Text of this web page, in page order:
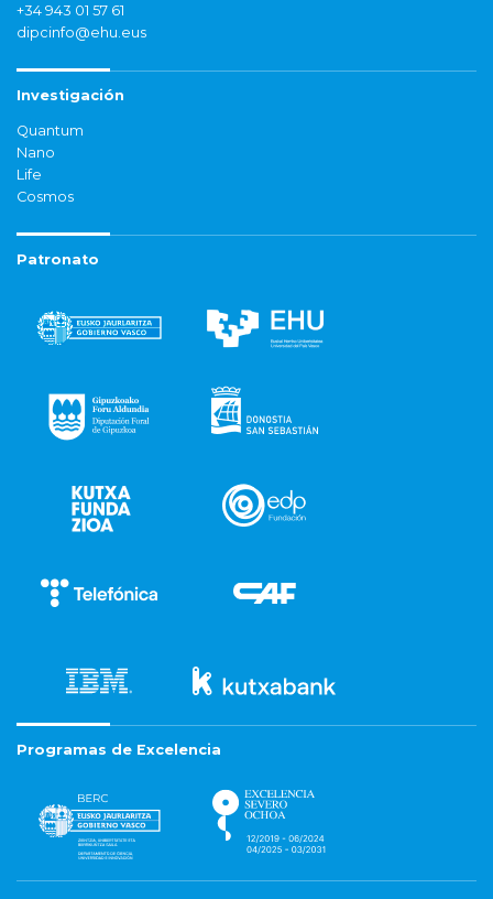
+34 943 01 57 61
dipcinfo@ehu.eus
Investigación
Quantum
Nano
Life
Cosmos
Patronato
Programas de Excelencia